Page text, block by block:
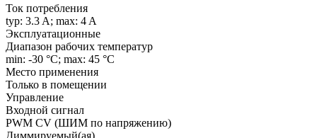
Ток потребления
typ: 3.3 A; max: 4 A
Эксплуатационные
Диапазон рабочих температур
min: -30 °C; max: 45 °C
Место применения
Только в помещении
Управление
Входной сигнал
PWM СV (ШИМ по напряжению)
Диммируемый(ая)